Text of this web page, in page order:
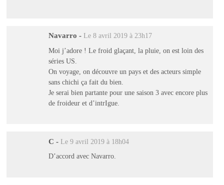
Navarro - Le 8 avril 2019 à 23h17
Moi j’adore ! Le froid glaçant, la pluie, on est loin des
séries US.
On voyage, on découvre un pays et des acteurs simple
sans chichi ça fait du bien.
Je serai bien partante pour une saison 3 avec encore plus
de froideur et d’intrIgue.
C - Le 9 avril 2019 à 18h04
D’accord avec Navarro.